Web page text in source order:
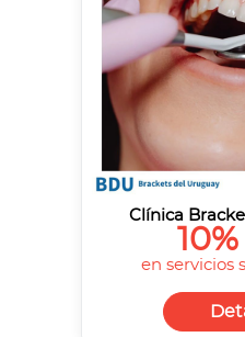
Clínica
en servicios